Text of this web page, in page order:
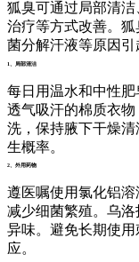
狐臭可通过局部清
治疗等方式改善。
菌分解汗液等原因引
1、局部清洁
每日用温水和中性
透气吸汗的棉质衣
洗，保持腋下干燥
生概率。
2、外用药物
遵医嘱使用氯化铝
减少细菌繁殖。乌
异味。避免长期使
应。